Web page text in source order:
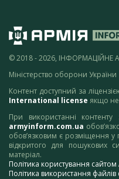
© 2018 - 2026, ІНФОРМАЦІЙНЕ
Міністерство оборони України
Контент доступний за
International license якщо
При використанні
armyinform.com.ua
обов’язковим є розміщення у
відкритого для пошукових
матеріал.
Політика користування
Політика використання файлів